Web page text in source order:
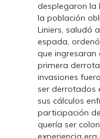
desplegaron la
la población
Liniers, saludó
espada,
que ingresaran
primera
invasiones
ser derrotados
sus cálculos
participación
quería ser